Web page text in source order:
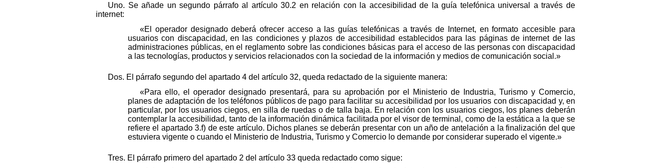
Uno. Se añade un segundo párrafo al artículo 30.2 en relación con la accesibilidad de la guía telefónica universal a través de
internet:
«El operador designado deberá ofrecer acceso a las guías telefónicas a través de Internet, en formato accesible para
usuarios con discapacidad, en las condiciones y plazos de accesibilidad establecidos para las páginas de internet de las
administraciones públicas, en el reglamento sobre las condiciones básicas para el acceso de las personas con discapacidad
a las tecnologías, productos y servicios relacionados con la sociedad de la información y medios de comunicación social.»
Dos. El párrafo segundo del apartado 4 del artículo 32, queda redactado de la siguiente manera:
«Para ello, el operador designado presentará, para su aprobación por el Ministerio de Industria, Turismo y Comercio,
planes de adaptación de los teléfonos públicos de pago para facilitar su accesibilidad por los usuarios con discapacidad y, en
particular, por los usuarios ciegos, en silla de ruedas o de talla baja. En relación con los usuarios ciegos, los planes deberán
contemplar la accesibilidad, tanto de la información dinámica facilitada por el visor de terminal, como de la estática a la que se
refiere el apartado 3.f) de este artículo. Dichos planes se deberán presentar con un año de antelación a la finalización del que
estuviera vigente o cuando el Ministerio de Industria, Turismo y Comercio lo demande por considerar superado el vigente.»
Tres. El párrafo primero del apartado 2 del artículo 33 queda redactado como sigue: